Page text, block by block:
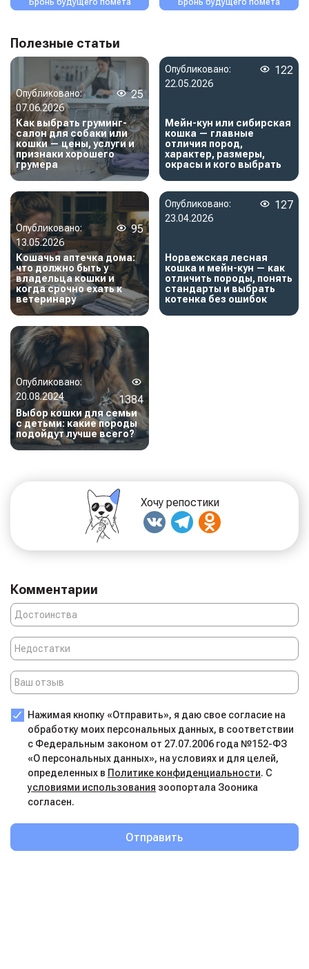
Бронь будущего помета Бронь будущего помета
Полезные статьи
Опубликовано:
07.06.2026
25
Как выбрать груминг-
салон для собаки или
кошки — цены, услуги и
признаки хорошего
грумера
Опубликовано:
22.05.2026
122
Мейн-кун или сибирская
кошка — главные
отличия пород,
характер, размеры,
окрасы и кого выбрать
Опубликовано:
13.05.2026
95
Кошачья аптечка дома:
что должно быть у
владельца кошки и
когда срочно ехать к
ветеринару
Опубликовано:
23.04.2026
127
Норвежская лесная
кошка и мейн-кун — как
отличить породы, понять
стандарты и выбрать
котенка без ошибок
Опубликовано:
20.08.2024
1384
Выбор кошки для семьи
с детьми: какие породы
подойдут лучше всего?
Хочу репостики
Комментарии
Нажимая кнопку «Отправить», я даю свое согласие на
обработку моих персональных данных, в соответствии
с Федеральным законом от 27.07.2006 года №152-ФЗ
«О персональных данных», на условиях и для целей,
определенных в Политике конфиденциальности. С
условиями использования зоопортала Зооника
согласен.
Отправить